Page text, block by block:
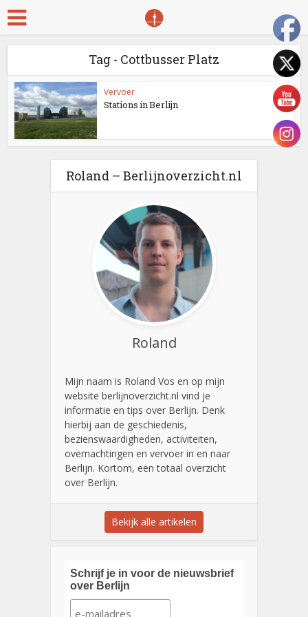
Tag - Cottbusser Platz
Vervoer
Stations in Berlijn
Roland – Berlijnoverzicht.nl
Roland
Mijn naam is Roland Vos en op mijn
website berlijnoverzicht.nl vind je
informatie en tips over Berlijn. Denk
hierbij aan de geschiedenis,
bezienswaardigheden, activiteiten,
overnachtingen en vervoer in en naar
Berlijn. Kortom, een totaal overzicht
over Berlijn.
Bekijk alle artikelen
Schrijf je in voor de nieuwsbrief
over Berlijn